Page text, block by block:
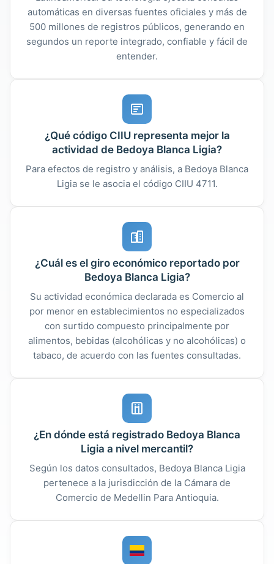
automáticas en diversas fuentes oficiales y más de
500 millones de registros públicos, generando en
segundos un reporte integrado, confiable y fácil de
entender.
¿Qué código CIIU representa mejor la
actividad de Bedoya Blanca Ligia?
Para efectos de registro y análisis, a Bedoya Blanca
Ligia se le asocia el código CIIU 4711.
¿Cuál es el giro económico reportado por
Bedoya Blanca Ligia?
Su actividad económica declarada es Comercio al
por menor en establecimientos no especializados
con surtido compuesto principalmente por
alimentos, bebidas (alcohólicas y no alcohólicas) o
tabaco, de acuerdo con las fuentes consultadas.
¿En dónde está registrado Bedoya Blanca
Ligia a nivel mercantil?
Según los datos consultados, Bedoya Blanca Ligia
pertenece a la jurisdicción de la Cámara de
Comercio de Medellin Para Antioquia.